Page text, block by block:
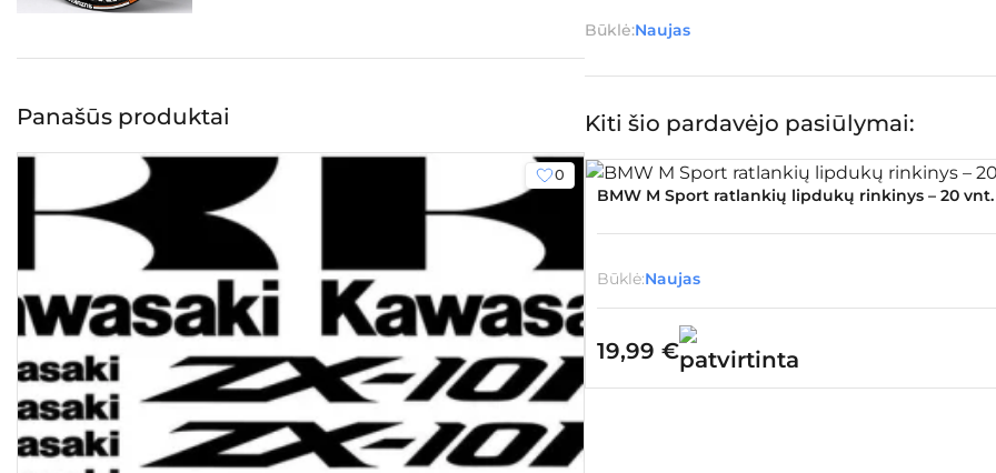
Panašūs produktai
0
Būklė:Naujas
Kiti šio pardavėjo pasiūlymai:
BMW M Sport ratlankių lipdukų rinkinys – 20 vnt.
Būklė:Naujas
19,99 €